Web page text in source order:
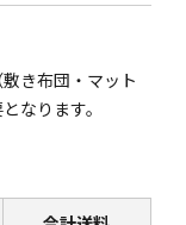
き布団・マット
なります。